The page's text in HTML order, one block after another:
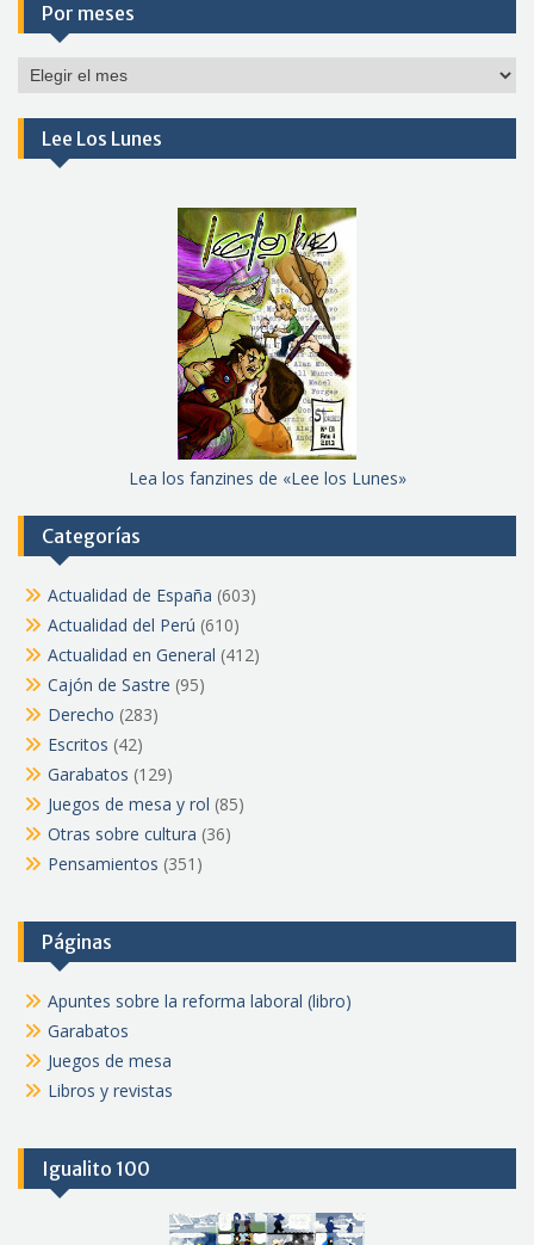
Por meses
Por
Lee Los Lunes
Lea los fanzines de «Lee los Lunes»
Categorías
Actualidad de España (603)
Actualidad del Perú (610)
Actualidad en General (412)
Cajón de Sastre (95)
Derecho (283)
Escritos (42)
Garabatos (129)
Juegos de mesa y rol (85)
Otras sobre cultura (36)
Pensamientos (351)
Páginas
Apuntes sobre la reforma laboral (libro)
Garabatos
Juegos de mesa
Libros y revistas
Igualito 100